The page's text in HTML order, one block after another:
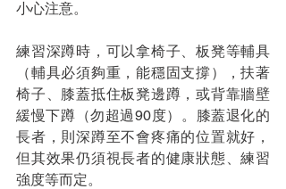
小心注意。
練習深蹲時，可以拿椅子、板凳等輔具
（輔具必須夠重，能穩固支撐），扶著
椅子、膝蓋抵住板凳邊蹲，或背靠牆壁
緩慢下蹲（勿超過90度）。膝蓋退化的
長者，則深蹲至不會疼痛的位置就好，
但其效果仍須視長者的健康狀態、練習
強度等而定。